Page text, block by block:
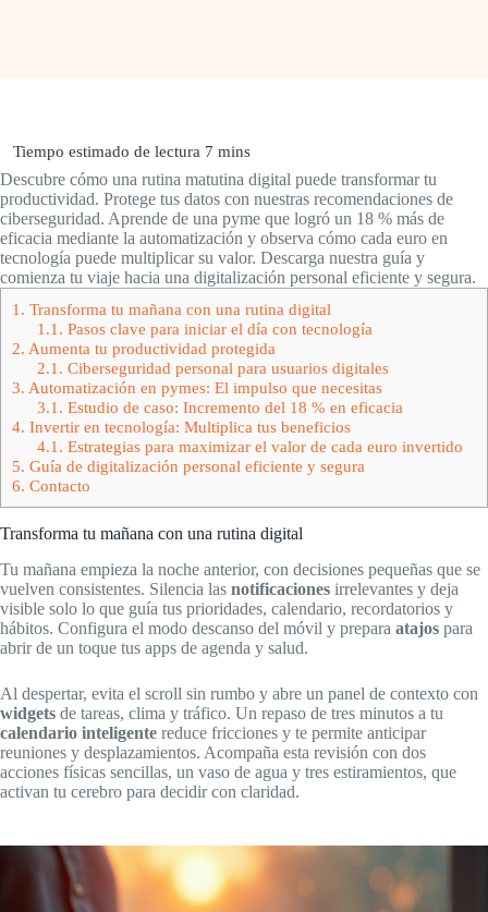
Descubre cómo una rutina matutina digital puede transformar tu
productividad. Protege tus datos con nuestras recomendaciones de
ciberseguridad. Aprende de una pyme que logró un 18 % más de
eficacia mediante la automatización y observa cómo cada euro en
tecnología puede multiplicar su valor. Descarga nuestra guía y
comienza tu viaje hacia una digitalización personal eficiente y segura.
1. Transforma tu mañana con una rutina digital
1.1. Pasos clave para iniciar el día con tecnología
2. Aumenta tu productividad protegida
2.1. Ciberseguridad personal para usuarios digitales
3. Automatización en pymes: El impulso que necesitas
3.1. Estudio de caso: Incremento del 18 % en eficacia
4. Invertir en tecnología: Multiplica tus beneficios
4.1. Estrategias para maximizar el valor de cada euro invertido
5. Guía de digitalización personal eficiente y segura
6. Contacto
Transforma tu mañana con una rutina digital
Tu mañana empieza la noche anterior, con decisiones pequeñas que se
vuelven consistentes. Silencia las notificaciones irrelevantes y deja
visible solo lo que guía tus prioridades, calendario, recordatorios y
hábitos. Configura el modo descanso del móvil y prepara atajos para
abrir de un toque tus apps de agenda y salud.
Al despertar, evita el scroll sin rumbo y abre un panel de contexto con
widgets de tareas, clima y tráfico. Un repaso de tres minutos a tu
calendario inteligente reduce fricciones y te permite anticipar
reuniones y desplazamientos. Acompaña esta revisión con dos
acciones físicas sencillas, un vaso de agua y tres estiramientos, que
activan tu cerebro para decidir con claridad.